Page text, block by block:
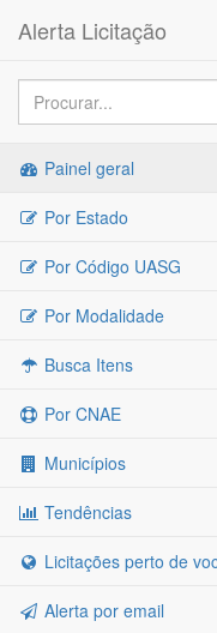
Alerta Licitação
Painel geral
Por Estado
Por Código UASG
Por Modalidade
Busca Itens
Por CNAE
Municípios
Tendências
Licitações perto de
Alerta por email